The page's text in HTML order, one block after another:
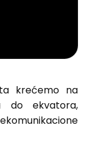
krećemo na
do ekvatora,